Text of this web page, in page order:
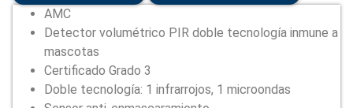
AMC
Detector volumétrico PIR doble tecnología inmune a
mascotas
Certificado Grado 3
Doble tecnología: 1 infrarrojos, 1 microondas